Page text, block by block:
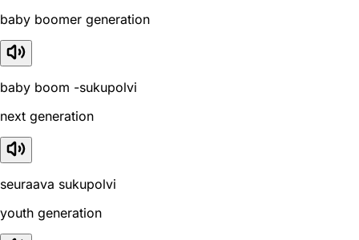
baby boomer generation
baby boom -sukupolvi
next generation
seuraava sukupolvi
youth generation